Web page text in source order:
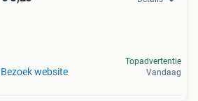
Bezoek website
Topadvertentie
Vandaag